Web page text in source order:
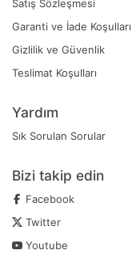
Satış Sözleşmesi
Garanti ve İade Koşulları
Gizlilik ve Güvenlik
Teslimat Koşulları
Yardım
Sık Sorulan Sorular
Bizi takip edin
Facebook
Twitter
Youtube